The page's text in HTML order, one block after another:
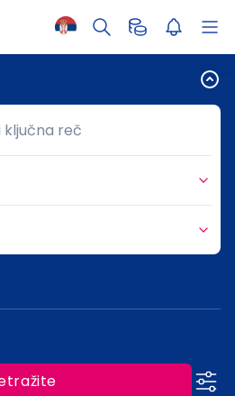
ključna reč
ključna reč